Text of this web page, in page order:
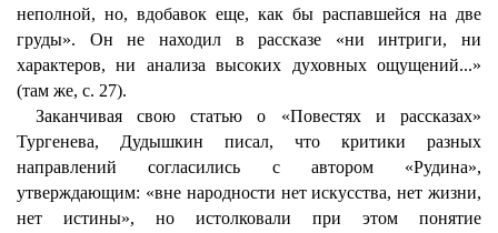
неполной, но, вдобавок еще, как бы распавшейся на две
груды». Он не находил в рассказе «ни интриги, ни
характеров, ни анализа высоких духовных ощущений...»
(там же, с. 27).
Заканчивая свою статью о «Повестях и рассказах»
Тургенева, Дудышкин писал, что критики разных
направлений согласились с автором «Рудина»,
утверждающим: «вне народности нет искусства, нет жизни,
нет истины», но истолковали при этом понятие